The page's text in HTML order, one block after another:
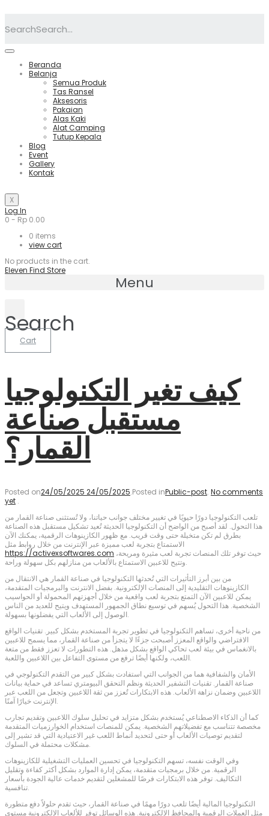
Search
Beranda
Belanja
Semua Produk
Tas Ransel
Aksesoris
Pakaian
Alas Kaki
Alat Camping
Tutup Kepala
Blog
Event
Gallery
Kontak
X
Log In
0 - Rp 0.00
0 items
view cart
No products in the cart.
Eleven Find Store
Menu
Search
Cart
كيف تغير التكنولوجيا
مستقبل صناعة
القمار؟
Posted on24/05/2025 24/05/2025.Posted inPublic-post. No comments
yet .
تلعب التكنولوجيا دورًا حيويًا في تغيير مختلف جوانب حياتنا، ولا تُستثنى صناعة القمار من
هذا التحول. لقد أصبح من الواضح أن التكنولوجيا الحديثة تُعيد تشكيل مستقبل هذه الصناعة
بطرق لم تكن متخيلة حتى وقت قريب. مع ظهور الكازينوهات الرقمية، يمكنك الآن
الاستمتاع بتجربة لعب مميزة عبر الإنترنت من خلال روابط مثل
https://activexsoftwares.com
وتتيح للاعبين الاستمتاع بالألعاب من منازلهم بكل سهولة وراحة.
من بين أبرز التأثيرات التي تُحدثها التكنولوجيا في صناعة القمار هي الانتقال من
الكازينوهات التقليدية إلى المنصات الإلكترونية. بفضل الانترنت والبرمجيات المتقدمة،
يمكن للاعبين الآن التمتع بتجربة لعب واقعية من خلال أجهزتهم المحمولة أو الحواسيب
الشخصية. هذا التحول يُسهم في توسيع نطاق الجمهور المستهدف ويتيح للعديد من الناس
الوصول إلى الألعاب التي يفضلونها بسهولة.
من ناحية أخرى، تساهم التكنولوجيا في تطوير تجربة المستخدم بشكل كبير. تقنيات الواقع
الافتراضي والواقع المعزز أصبحت جزءًا لا يتجزأ من صناعة القمار، مما يسمح للاعبين
بالانغماس في بيئة لعب تحاكي الواقع بشكل مذهل. هذه التطورات لا تعزز فقط من متعة
اللعب، ولكنها أيضًا ترفع من مستوى التفاعل بين اللاعبين واللعبة.
الأمان والشفافية هما من الجوانب التي استفادت بشكل كبير من التقدم التكنولوجي في
صناعة القمار. تقنيات التشفير الحديثة ونظم التحقق البيومتري تساعد في حماية بيانات
اللاعبين وضمان نزاهة الألعاب. هذه الابتكارات تُعزز من ثقة اللاعبين وتجعل من اللعب عبر
الإنترنت خيارًا آمنًا.
كما أن الذكاء الاصطناعي يُستخدم بشكل متزايد في تحليل سلوك اللاعبين وتقديم تجارب
مخصصة تتناسب مع تفضيلاتهم الشخصية. يمكن للمنصات استخدام الخوارزميات المتقدمة
لتقديم توصيات الألعاب أو حتى لتحديد أنماط اللعب غير الاعتيادية التي قد تشير إلى
مشكلات محتملة في السلوك.
وفي الوقت نفسه، تسهم التكنولوجيا في تحسين العمليات التشغيلية للكازينوهات
الرقمية. من خلال برمجيات متقدمة، يمكن إدارة الموارد بشكل أكثر كفاءة وتقليل
التكاليف. توفر هذه الابتكارات فرصًا للمشغلين لتقديم خدمات عالية الجودة بأسعار
تنافسية.
التكنولوجيا المالية أيضًا تلعب دورًا مهمًا في صناعة القمار، حيث تقدم حلولاً دفع متطورة
مثل العملات الرقمية والمحافظ الإلكترونية. هذه الوسائل توفر للألعاب الإلكترونية مستوى